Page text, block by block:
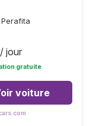
/ jour
gratuite
voiture